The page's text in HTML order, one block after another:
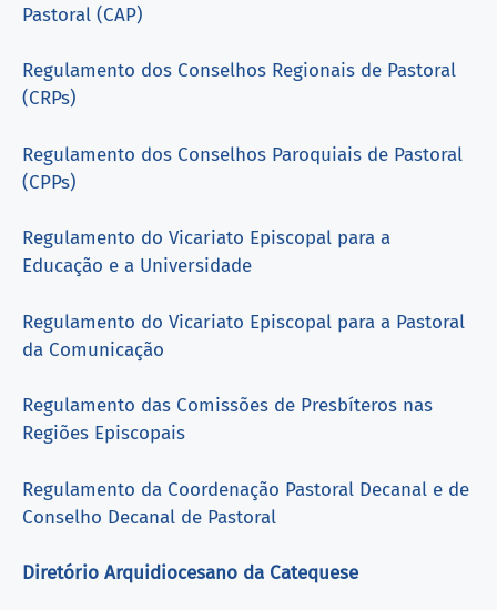
Pastoral (CAP)
Regulamento dos Conselhos Regionais de Pastoral
(CRPs)
Regulamento dos Conselhos Paroquiais de Pastoral
(CPPs)
Regulamento do Vicariato Episcopal para a
Educação e a Universidade
Regulamento do Vicariato Episcopal para a Pastoral
da Comunicação
Regulamento das Comissões de Presbíteros nas
Regiões Episcopais
Regulamento da Coordenação Pastoral Decanal e de
Conselho Decanal de Pastoral
Diretório Arquidiocesano da Catequese